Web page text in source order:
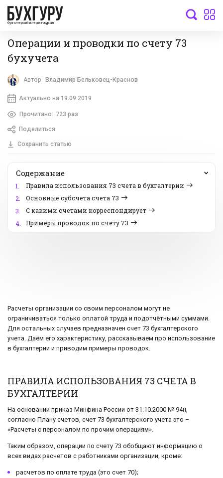
бухгалтерский интернет-журнал
Операции и проводки по счету 73
бухучета
Автор: Владимир Бельковец-Краснов
Актуально на 19.09.2019
Прочитано: 723 раз
Поделиться
Сохранить статью
Содержание
1.
Правила использования 73 счета в бухгалтерии
2.
Основные субсчета счета 73
3.
С какими счетами корреспондирует
4.
Примеры проводок по счету 73
Расчеты организации со своим персоналом могут не
ограничиваться только оплатой труда и подотчётными суммами.
Для остальных случаев предназначен счет 73 бухгалтерского
учета. Даём его характеристику, рассказываем про использование
в бухгалтерии и приводим примеры проводок.
ПРАВИЛА ИСПОЛЬЗОВАНИЯ 73 СЧЕТА В
БУХГАЛТЕРИИ
На основании приказ Минфина России от 31.10.2000 № 94н,
согласно Плану счетов, счет 73 бухгалтерского учета это –
«Расчеты с персоналом по прочим операциям».
Таким образом, операции по счету 73 обобщают информацию о
всех видах расчетов с работниками организации, кроме:
расчетов по оплате труда (это счет 70);